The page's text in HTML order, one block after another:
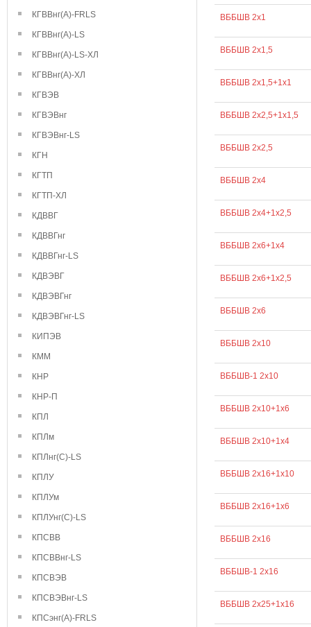
КГВВнг(А)-FRLS
КГВВнг(А)-LS
КГВВнг(А)-LS-ХЛ
КГВВнг(А)-ХЛ
КГВЭВ
КГВЭВнг
КГВЭВнг-LS
КГН
КГТП
КГТП-ХЛ
КДВВГ
КДВВГнг
КДВВГнг-LS
КДВЭВГ
КДВЭВГнг
КДВЭВГнг-LS
КИПЭВ
КММ
КНР
КНР-П
КПЛ
КПЛм
КПЛнг(С)-LS
КПЛУ
КПЛУм
КПЛУнг(С)-LS
КПСВВ
КПСВВнг-LS
КПСВЭВ
КПСВЭВнг-LS
КПСэнг(А)-FRLS
ВББШВ 2х1
ВББШВ 2х1,5
ВББШВ 2х1,5+1х1
ВББШВ 2х2,5+1х1,5
ВББШВ 2х2,5
ВББШВ 2х4
ВББШВ 2х4+1х2,5
ВББШВ 2х6+1х4
ВББШВ 2х6+1х2,5
ВББШВ 2х6
ВББШВ 2х10
ВББШВ-1 2х10
ВББШВ 2х10+1х6
ВББШВ 2х10+1х4
ВББШВ 2х16+1х10
ВББШВ 2х16+1х6
ВББШВ 2х16
ВББШВ-1 2х16
ВББШВ 2х25+1х16